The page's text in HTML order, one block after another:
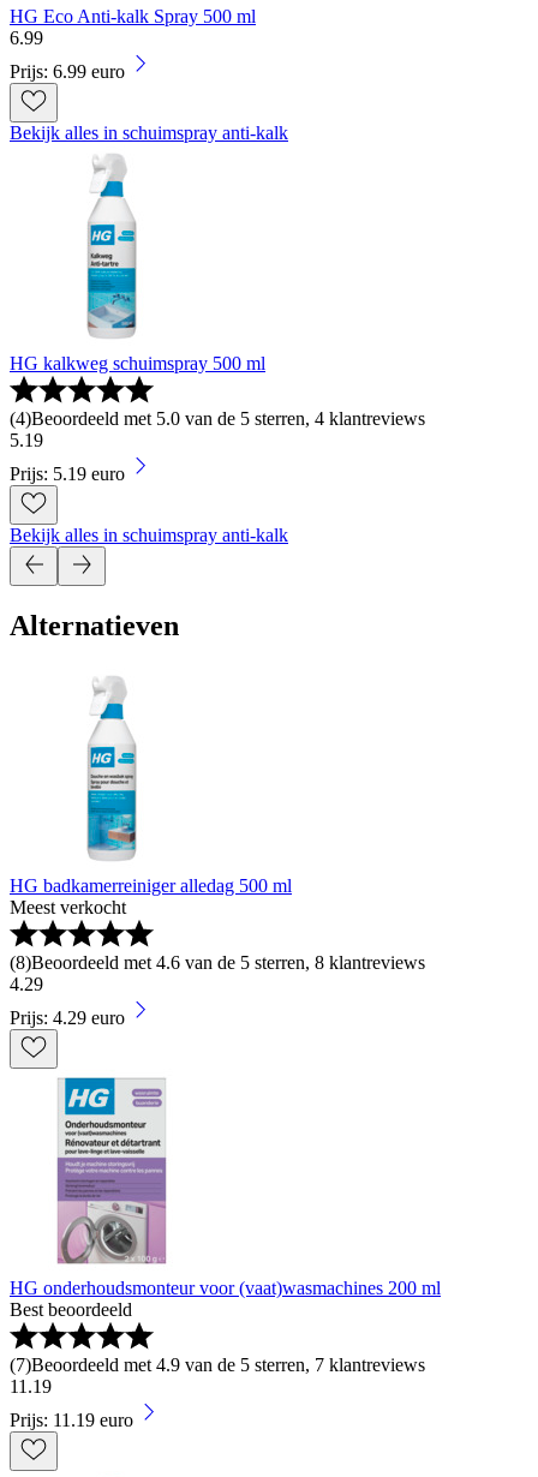
HG Eco Anti-kalk Spray 500 ml
6.99
Prijs: 6.99 euro
Bekijk alles in schuimspray anti-kalk
HG kalkweg schuimspray 500 ml
(4)Beoordeeld met 5.0 van de 5 sterren, 4 klantreviews
5.19
Prijs: 5.19 euro
Bekijk alles in schuimspray anti-kalk
Alternatieven
HG badkamerreiniger alledag 500 ml
Meest verkocht
(8)Beoordeeld met 4.6 van de 5 sterren, 8 klantreviews
4.29
Prijs: 4.29 euro
HG onderhoudsmonteur voor (vaat)wasmachines 200 ml
Best beoordeeld
(7)Beoordeeld met 4.9 van de 5 sterren, 7 klantreviews
11 .19
Prijs: 11.19 euro